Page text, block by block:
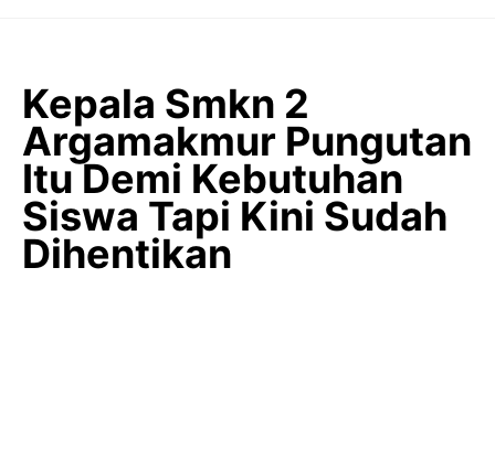
Kepala Smkn 2
Argamakmur Pungutan
Itu Demi Kebutuhan
Siswa Tapi Kini Sudah
Dihentikan